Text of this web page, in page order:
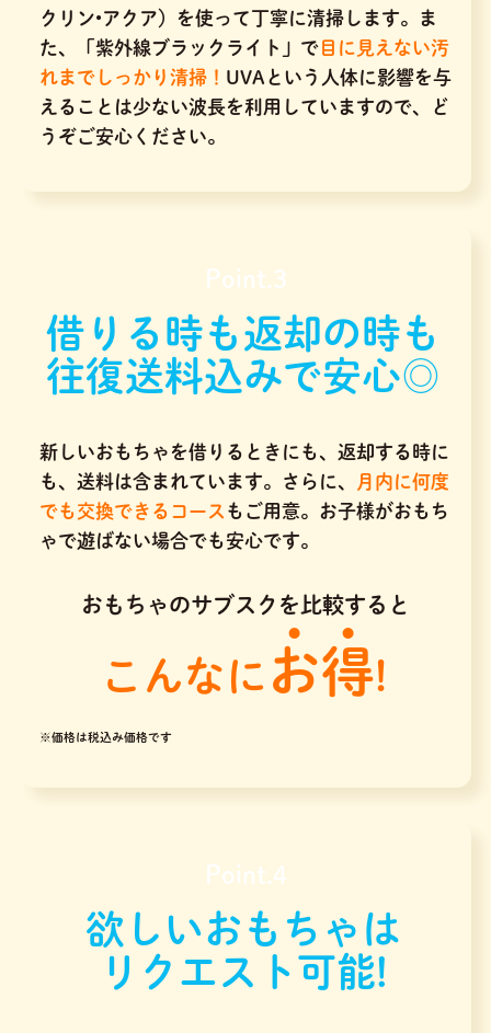
クリン•アクア）を使って丁寧に清掃します。ま
た、「紫外線ブラックライト」で目に見えない汚
れまでしっかり清掃！ UVAという人体に影響を与
えることは少ない波長を利用していますので、ど
うぞご安心ください。
Point.3
借りる時も返却の時も
往復送料込みで安心◎
新しいおもちゃを借りるときにも、返却する時に
も、送料は含まれています。さらに、
月内に何度
でも交換できるコース もご用意。お子様がおもち
ゃで遊ばない場合でも安心です。
おもちゃのサブスクを比較すると
こんなに お得!
※価格は税込み価格です
Point.4
欲しいおもちゃは
リクエスト可能!